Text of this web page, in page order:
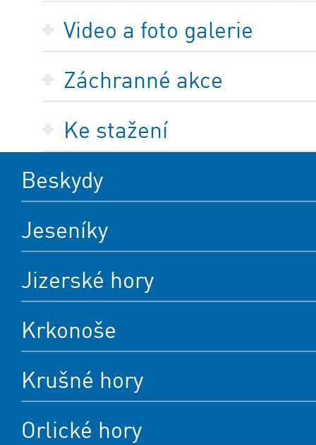
Video a foto galerie
Záchranné akce
Ke stažení
Beskydy
Jeseníky
Jizerské hory
Krkonoše
Krušné hory
Orlické hory